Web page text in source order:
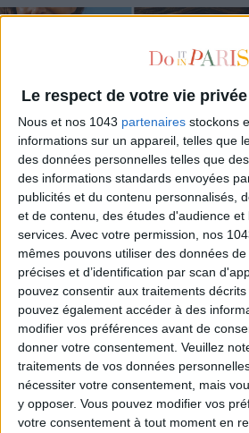
Le respect de votre vie
Nous et nos 1043 partenaires stockons
informations sur un appareil, telles que
des données personnelles telles que
des informations standards envoyées
publicités et du contenu personnalisés,
et de contenu, des études d'audience
services. Avec votre permission, nos
mêmes pouvons utiliser des données
précises et d’identification par scan
pouvez consentir aux traitements
pouvez également accéder à des
modifier vos préférences avant de
donner votre consentement. Veuillez
traitements de vos données
nécessiter votre consentement, mais
y opposer. Vous pouvez modifier vos
votre consentement à tout moment en
SPF 50 SUNSCREENS YOU'LL ACTUALLY